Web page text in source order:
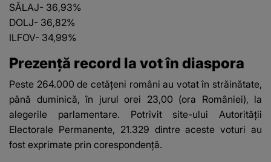
SĂLAJ- 36,93%
DOLJ- 36,82%
ILFOV- 34,99%
Prezență record la vot în diaspora
Peste 264.000 de cetăţeni români au votat în străinătate,
până duminică, în jurul orei 23,00 (ora României), la
alegerile parlamentare. Potrivit site-ului Autorităţii
Electorale Permanente, 21.329 dintre aceste voturi au
fost exprimate prin corespondenţă.